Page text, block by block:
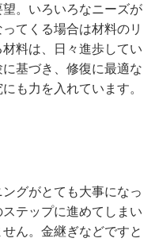
。いろいろなニーズが
てくる場合は材料のリ
料は、日々進歩してい
基づき、修復に最適な
も力を入れています。
グがとても大事になっ
テップに進めてしまい
ん。金継ぎなどですと